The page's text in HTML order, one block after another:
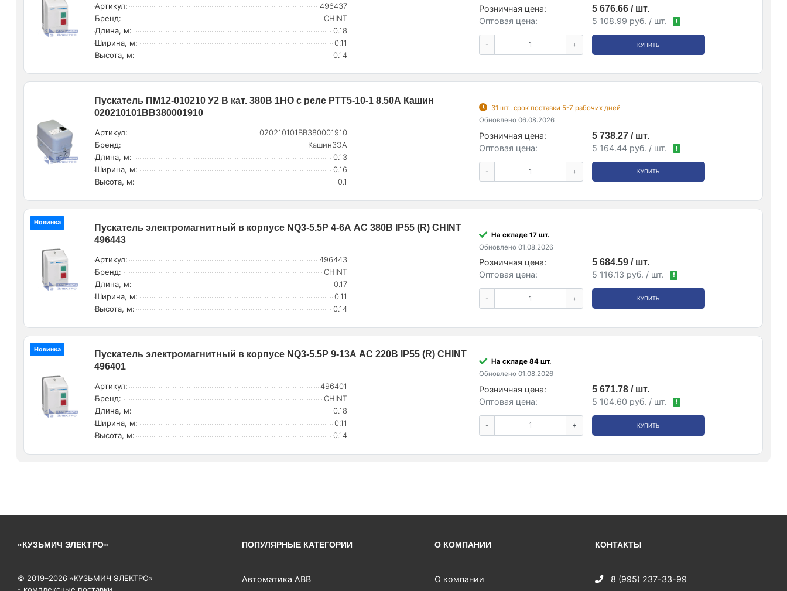
Артикул:
496437
Бренд:
CHINT
Длина, м:
0.18
Ширина, м:
0.11
Высота, м:
0.14
Розничная цена:
5 676.66 / шт.
Оптовая цена:
5 108.99 руб. / шт. !
- + КУПИТЬ
Пускатель ПМ12-010210 У2 В кат. 380В 1НО с реле РТТ5-10-1 8.50А Кашин
020210101ВВ380001910
Артикул:
020210101ВВ380001910
Бренд:
КашинЗЭА
Длина, м:
0.13
Ширина, м:
0.16
Высота, м:
0.1
31 шт., срок поставки 5-7 рабочих дней
Обновлено 06.08.2026
Розничная цена:
5 738.27 / шт.
Оптовая цена:
5 164.44 руб. / шт. !
- + КУПИТЬ
Новинка
Пускатель электромагнитный в корпусе NQ3-5.5P 4-6А AC 380В IP55 (R) CHINT
496443
Артикул:
496443
Бренд:
CHINT
Длина, м:
0.17
Ширина, м:
0.11
Высота, м:
0.14
На складе 17 шт.
Обновлено 01.08.2026
Розничная цена:
5 684.59 / шт.
Оптовая цена:
5 116.13 руб. / шт. !
- + КУПИТЬ
Новинка
Пускатель электромагнитный в корпусе NQ3-5.5P 9-13А AC 220В IP55 (R) CHINT
496401
Артикул:
496401
Бренд:
CHINT
Длина, м:
0.18
Ширина, м:
0.11
Высота, м:
0.14
На складе 84 шт.
Обновлено 01.08.2026
Розничная цена:
5 671.78 / шт.
Оптовая цена:
5 104.60 руб. / шт. !
- + КУПИТЬ
«КУЗЬМИЧ ЭЛЕКТРО»
© 2019–2026 «КУЗЬМИЧ ЭЛЕКТРО»
ПОПУЛЯРНЫЕ КАТЕГОРИИ
Автоматика ABB
О КОМПАНИИ
О компании
КОНТАКТЫ
8 (995) 237-33-99